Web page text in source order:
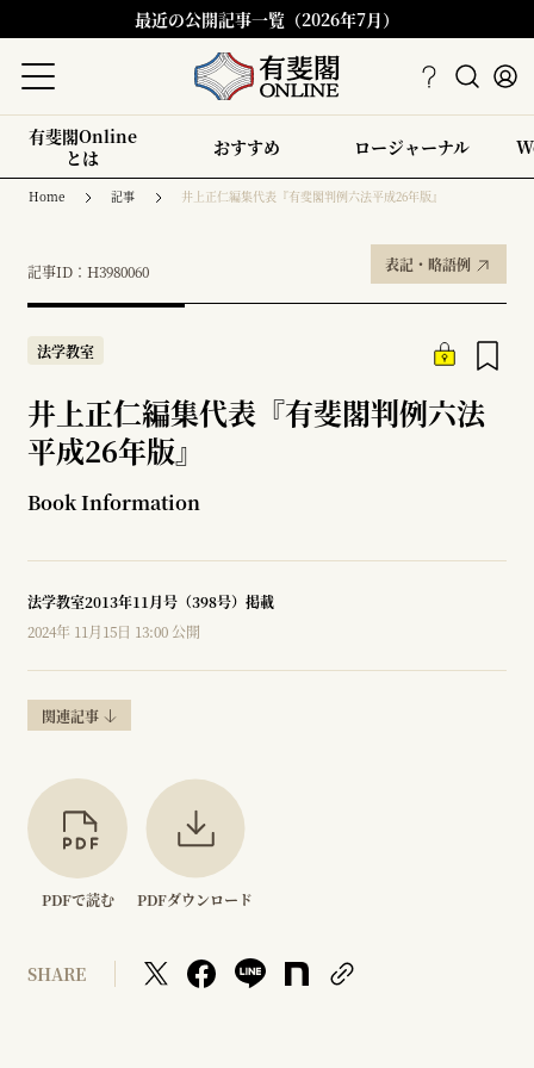
最近の公開記事一覧（2026年7月）
有斐閣Online
とは
おすすめ ロージャーナル
Home 記事 井上正仁編集代表『有斐閣判例六法平成26年版』
記事ID：H3980060 表記・略語例
法学教室
井上正仁編集代表『有斐閣判例六法
平成26年版』
Book Information
法学教室2013年11月号（398号）掲載
2024年 11月15日 13:00 公開
関連記事
PDFで読む PDFダウンロード
SHARE